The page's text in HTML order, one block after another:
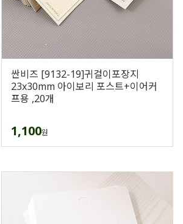
싼비즈 [9132-19]귀걸이포장지
23x30mm 아이보리 포스트+이어커
프용 ,20개
1,100원